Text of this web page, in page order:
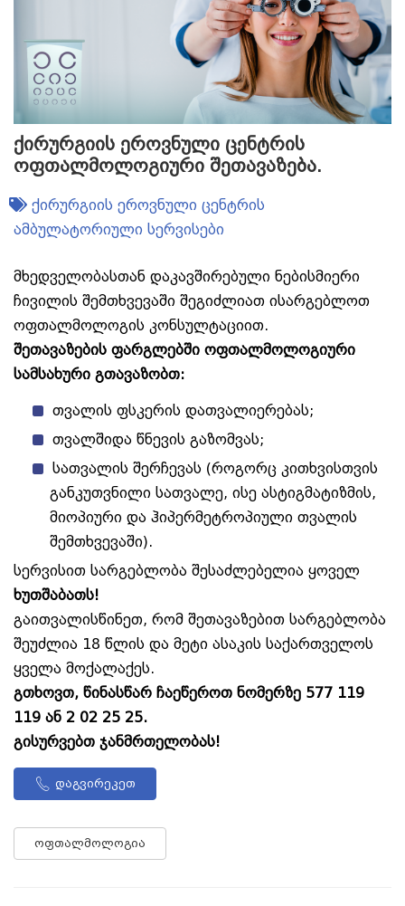
ქირურგიის ეროვნული ცენტრის
ოფთალმოლოგიური შეთავაზება.
ქირურგიის ეროვნული ცენტრის
ამბულატორიული სერვისები
მხედველობასთან დაკავშირებული ნებისმიერი
ჩივილის შემთხვევაში შეგიძლიათ ისარგებლოთ
ოფთალმოლოგის კონსულტაციით.
შეთავაზების ფარგლებში ოფთალმოლოგიური
სამსახური გთავაზობთ:
თვალის ფსკერის დათვალიერებას;
თვალშიდა წნევის გაზომვას;
სათვალის შერჩევას (როგორც კითხვისთვის
განკუთვნილი სათვალე, ისე ასტიგმატიზმის,
მიოპიური და ჰიპერმეტროპიული თვალის
შემთხვევაში).
სერვისით სარგებლობა შესაძლებელია ყოველ
ხუთშაბათს!
გაითვალისწინეთ, რომ შეთავაზებით სარგებლობა
შეუძლია 18 წლის და მეტი ასაკის საქართველოს
ყველა მოქალაქეს.
გთხოვთ, წინასწარ ჩაეწეროთ ნომერზე 577 119
119 ან 2 02 25 25.
გისურვებთ ჯანმრთელობას!
დაგვირეკეთ
ოფთალმოლოგია